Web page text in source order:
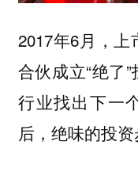
2017年6月，
合伙成立“绝了
行业找出下一
后，绝味的投资